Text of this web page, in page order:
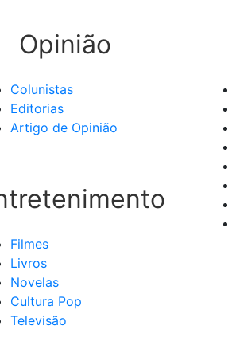
Opinião
Colunistas
Editorias
Artigo de Opinião
Filmes
Livros
Novelas
Cultura Pop
Televisão